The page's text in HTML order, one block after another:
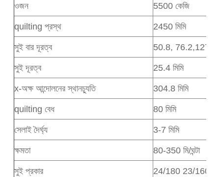
ওজন
5500 কেজি
quilting প্রস্থ
2450 মিমি
সুই বার দূরত্ব
50.8,
সুই দূরত্ব
25.4 মিমি
x-অক্ষ আন্দোলনের স্থানচ্যুতি
304.8 মিমি
quilting বেধ
80 মিমি
সেলাই দৈর্ঘ্য
3-7 মিমি
ক্ষমতা
80-350 মি/ঘন্টা
সুই প্রকার
24/180 23/160